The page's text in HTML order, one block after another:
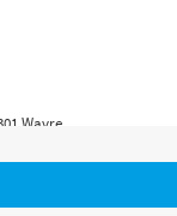
Wavre
1410 Waterloo